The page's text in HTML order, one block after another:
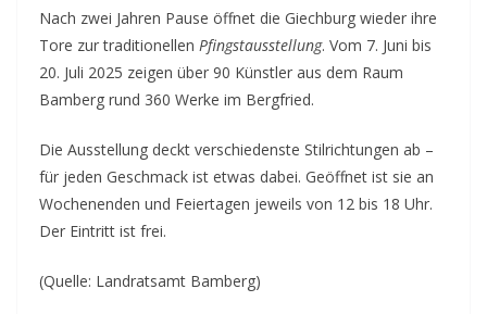
Nach zwei Jahren Pause öffnet die Giechburg wieder ihre
Tore zur traditionellen Pfingstausstellung. Vom 7. Juni bis
20. Juli 2025 zeigen über 90 Künstler aus dem Raum
Bamberg rund 360 Werke im Bergfried.
Die Ausstellung deckt verschiedenste Stilrichtungen ab –
für jeden Geschmack ist etwas dabei. Geöffnet ist sie an
Wochenenden und Feiertagen jeweils von 12 bis 18 Uhr.
Der Eintritt ist frei.
(Quelle: Landratsamt Bamberg)